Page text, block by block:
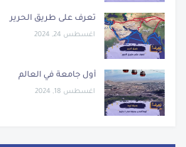
تعرف على طريق الحرير
اغسطس 24, 2024
أول جامعة في العالم
اغسطس 18, 2024